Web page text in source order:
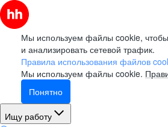
Мы используем файлы cookie,
и анализировать сетевой трафик.
Правила использования файлов
Мы используем файлы cookie.
Понятно
Ищу работу